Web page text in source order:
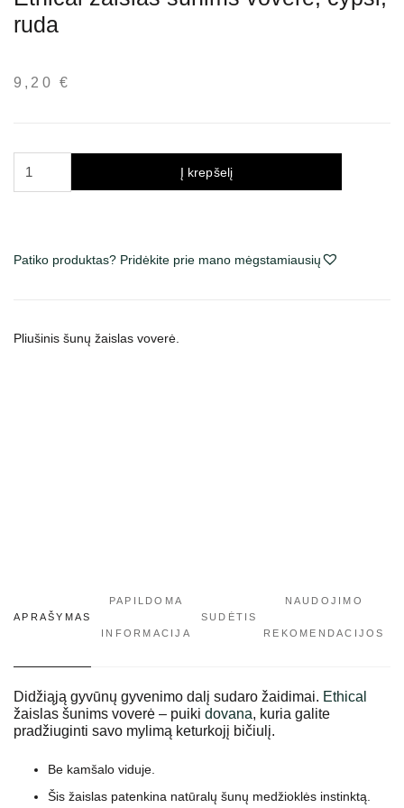
ruda
9,20 €
voverė,
Į krepšelį
Patiko produktas? Pridėkite prie mano mėgstamiausių
Pliušinis šunų žaislas voverė.
APRAŠYMAS
PAPILDOMA
INFORMACIJA
SUDĖTIS
NAUDOJIMO
REKOMENDACIJOS
Didžiąją gyvūnų gyvenimo dalį sudaro žaidimai. Ethical
žaislas šunims voverė – puiki dovana, kuria galite
pradžiuginti savo mylimą keturkojį bičiulį.
Be kamšalo viduje.
Šis žaislas patenkina natūralų šunų medžioklės instinktą.